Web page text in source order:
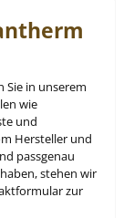
Sie in unserem
wie
und
Hersteller und
passgenau
stehen wir
zur